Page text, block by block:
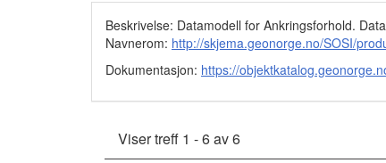
Beskrivelse: Datamodell for Ankringsforhold.
Navnerom: http://skjema.geonorge.no/SOSI/
Dokumentasjon: https://
Viser treff 1 - 6 av 6